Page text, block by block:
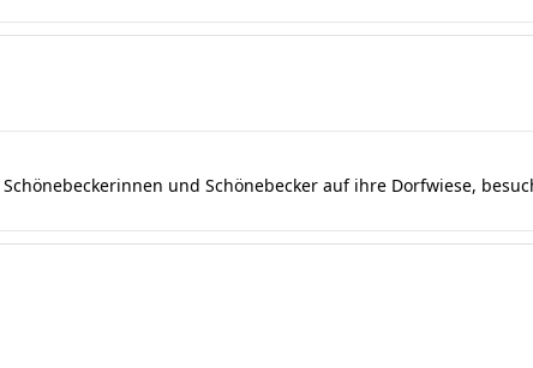
und Schönebecker auf ihre Dorfwiese,